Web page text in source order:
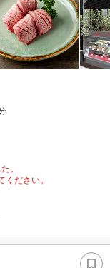
。
ださい。